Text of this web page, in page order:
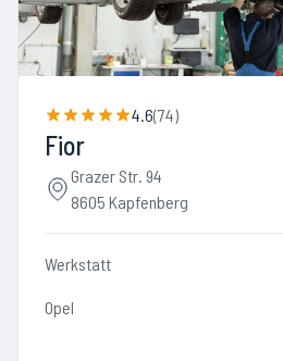
4.6(74)
Fior
Grazer Str. 94
8605 Kapfenberg
Werkstatt
Opel